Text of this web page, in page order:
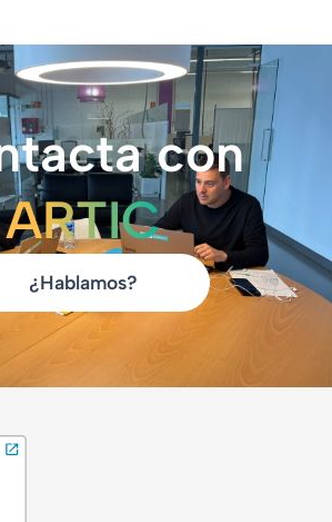
con
ARTIC
¿Hablamos?